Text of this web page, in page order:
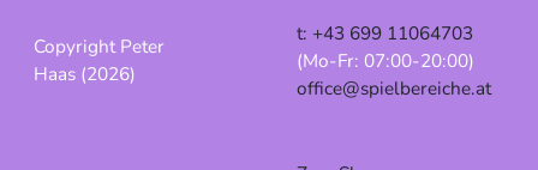
Copyright Peter
Haas (2026)
t: +43 699 11064703
(Mo-Fr: 07:00-20:00)
office@spielbereiche.at